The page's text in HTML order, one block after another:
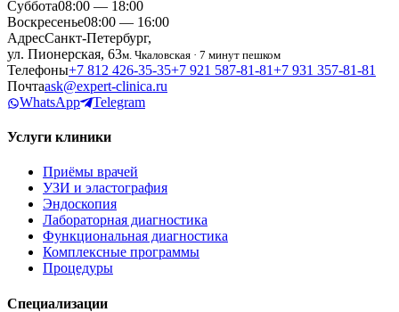
Суббота08:00 — 18:00
Воскресенье08:00 — 16:00
АдресСанкт-Петербург,
ул. Пионерская, 63м. Чкаловская · 7 минут пешком
Телефоны+7 812 426‑35‑35+7 921 587‑81‑81+7 931 357‑81‑81
Почтаask@expert-clinica.ru
WhatsApp
Telegram
Услуги клиники
Приёмы врачей
УЗИ и эластография
Эндоскопия
Лабораторная диагностика
Функциональная диагностика
Комплексные программы
Процедуры
Специализации